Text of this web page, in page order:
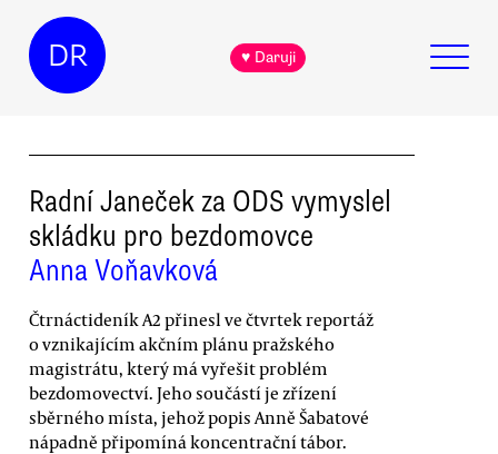
DR ♥ Daruji
Radní Janeček za ODS vymyslel
skládku pro bezdomovce
Anna Voňavková
Čtrnáctideník A2 přinesl ve čtvrtek reportáž
o vznikajícím akčním plánu pražského
magistrátu, který má vyřešit problém
bezdomovectví. Jeho součástí je zřízení
sběrného místa, jehož popis Anně Šabatové
nápadně připomíná koncentrační tábor.